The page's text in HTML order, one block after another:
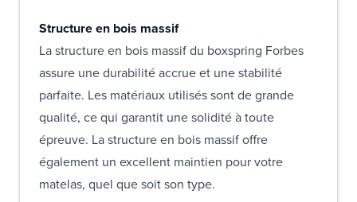
Structure en bois massif
La structure en bois massif du boxspring Forbes
assure une durabilité accrue et une stabilité
parfaite. Les matériaux utilisés sont de grande
qualité, ce qui garantit une solidité à toute
épreuve. La structure en bois massif offre
également un excellent maintien pour votre
matelas, quel que soit son type.